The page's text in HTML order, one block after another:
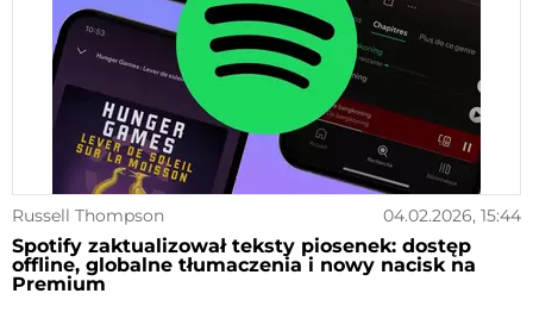
Russell Thompson 04.02.2026, 15:44
Spotify zaktualizował teksty piosenek: dostęp
offline, globalne tłumaczenia i nowy nacisk na
Premium